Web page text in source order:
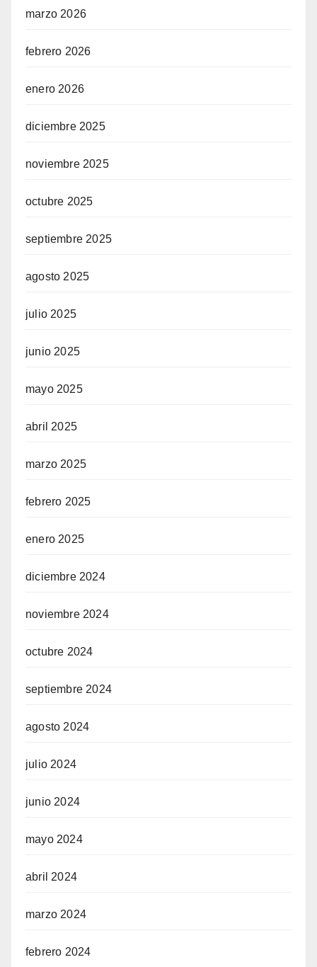
marzo 2026
febrero 2026
enero 2026
diciembre 2025
noviembre 2025
octubre 2025
septiembre 2025
agosto 2025
julio 2025
junio 2025
mayo 2025
abril 2025
marzo 2025
febrero 2025
enero 2025
diciembre 2024
noviembre 2024
octubre 2024
septiembre 2024
agosto 2024
julio 2024
junio 2024
mayo 2024
abril 2024
marzo 2024
febrero 2024